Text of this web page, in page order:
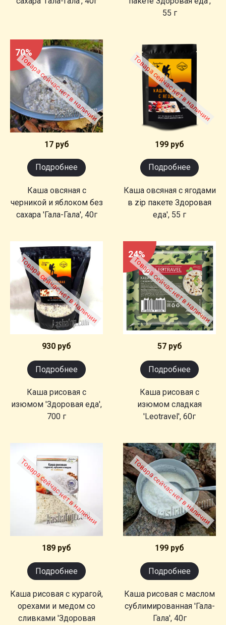
55 г
70%
Товара сейчас нет в наличии
17 руб
Подробнее
Каша овсяная с
черникой и яблоком без
сахара 'Гала-Гала', 40г
Товара сейчас нет в наличии
199 руб
Подробнее
Каша овсяная с ягодами
в zip пакете Здоровая
еда', 55 г
Товара сейчас нет в наличии
930 руб
Подробнее
Каша рисовая с
изюмом 'Здоровая еда',
700 г
24%
Товара сейчас нет в наличии
57 руб
Подробнее
Каша рисовая с
изюмом сладкая
'Leotravel', 60г
Товара сейчас нет в наличии
189 руб
Подробнее
Каша рисовая с курагой,
орехами и медом со
сливками 'Здоровая
Товара сейчас нет в наличии
199 руб
Подробнее
Каша рисовая с маслом
сублимированная 'Гала-
Гала', 40г